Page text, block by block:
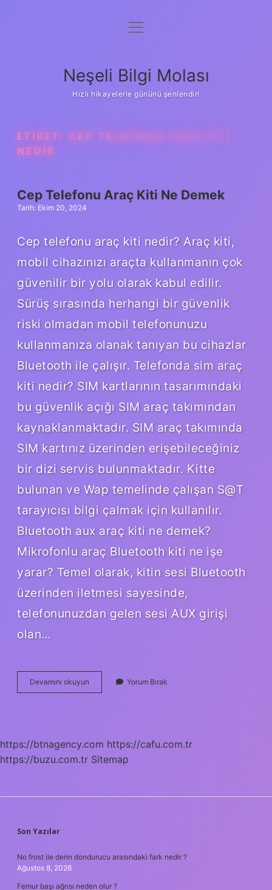
Anasayfa
Yasal Uyarı
menüyü
Neşeli Bilgi Molası
Hızlı hikayelerle gününü şenlendir!
ETIKET: CEP TELEFONU ARAÇ KITI
NEDIR
Cep Telefonu Araç Kiti Ne Demek
Tarih: Ekim 20, 2024
Cep telefonu araç kiti nedir? Araç kiti,
mobil cihazınızı araçta kullanmanın çok
güvenilir bir yolu olarak kabul edilir.
Sürüş sırasında herhangi bir güvenlik
riski olmadan mobil telefonunuzu
kullanmanıza olanak tanıyan bu cihazlar
Bluetooth ile çalışır. Telefonda sim araç
kiti nedir? SIM kartlarının tasarımındaki
bu güvenlik açığı SIM araç takımından
kaynaklanmaktadır. SIM araç takımında
SIM kartınız üzerinden erişebileceğiniz
bir dizi servis bulunmaktadır. Kitte
bulunan ve Wap temelinde çalışan S@T
tarayıcısı bilgi çalmak için kullanılır.
Bluetooth aux araç kiti ne demek?
Mikrofonlu araç Bluetooth kiti ne işe
yarar? Temel olarak, kitin sesi Bluetooth
üzerinden iletmesi sayesinde,
telefonunuzdan gelen sesi AUX girişi
olan…
Devamını okuyun
Telefonu
Yorum Bırak
https://btnagency.com https://cafu.com.tr
https://buzu.com.tr Sitemap
SIDEBAR
Son Yazılar
No frost ile derin dondurucu arasındaki fark nedir ?
Ağustos 8, 2026
Femur başı ağrısı neden olur ?